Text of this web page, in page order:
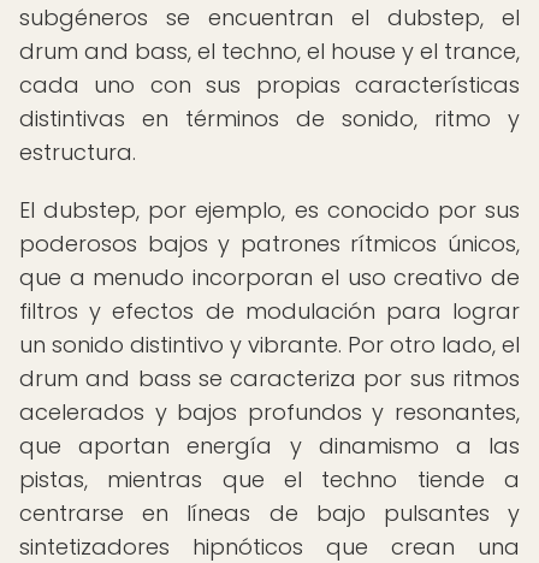
subgéneros se encuentran el dubstep, el
drum and bass, el techno, el house y el trance,
cada uno con sus propias características
distintivas en términos de sonido, ritmo y
estructura.
El dubstep, por ejemplo, es conocido por sus
poderosos bajos y patrones rítmicos únicos,
que a menudo incorporan el uso creativo de
filtros y efectos de modulación para lograr
un sonido distintivo y vibrante. Por otro lado, el
drum and bass se caracteriza por sus ritmos
acelerados y bajos profundos y resonantes,
que aportan energía y dinamismo a las
pistas, mientras que el techno tiende a
centrarse en líneas de bajo pulsantes y
sintetizadores hipnóticos que crean una